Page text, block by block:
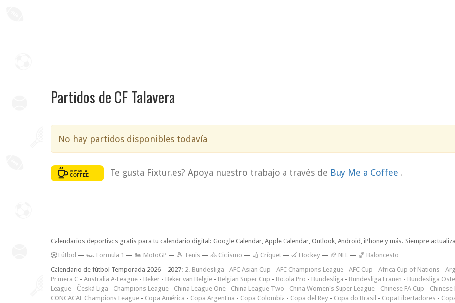
Partidos de CF Talavera
No hay partidos disponibles todavía
Te gusta Fixtur.es? Apoya nuestro trabajo a través de Buy Me a Coffee .
Calendarios deportivos gratis para tu calendario digital: Google Calendar, Apple Calendar, Outlook, Android, iPhone y más. Siempre
Fútbol — 🏎️ Formula 1 — 🏍 MotoGP — 🎾 Tenis — 🚴 Ciclismo — 🏏 Críquet — 🏑 Hockey — 🏈 NFL — 🏀 Baloncesto
Calendario de fútbol Temporada 2026 – 2027: 2. Bundesliga - AFC Asian Cup - AFC Champions League - AFC Cup - Africa Cup of Nations -
Primera C - Australia A-League - Beker - Beker van België - Belgian Super Cup - Botola Pro - Bundesliga - Bundesliga Frauen - Bundesliga
League - Česká Liga - Champions League - China League One - China League Two - China Women's Super League - Chinese FA Cup - Chinese
CONCACAF Champions League - Copa América - Copa Argentina - Copa Colombia - Copa del Rey - Copa do Brasil - Copa Libertadores -